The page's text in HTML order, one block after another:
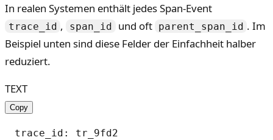
In realen Systemen enthält jedes Span-Event
trace_id , span_id und oft parent_span_id . Im
Beispiel unten sind diese Felder der Einfachheit halber
reduziert.
TEXT
Copy
trace_id: tr_9fd2